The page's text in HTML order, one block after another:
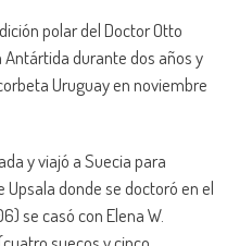
polar del Doctor Otto
durante dos años y
Uruguay en noviembre
y viajó a Suecia para
donde se doctoró en el
se casó con Elena W.